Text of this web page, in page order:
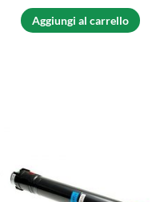
Aggiungi al carrello